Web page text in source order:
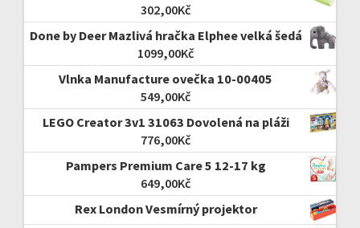
302,00Kč
Done by Deer Mazlivá hračka Elphee velká šedá
1099,00Kč
Vlnka Manufacture ovečka 10-00405
549,00Kč
LEGO Creator 3v1 31063 Dovolená na pláži
776,00Kč
Pampers Premium Care 5 12-17 kg
649,00Kč
Rex London Vesmírný projektor